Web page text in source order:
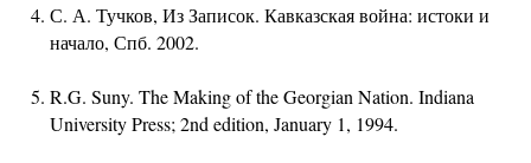
С. А. Тучков, Из Записок. Кавказская война: истоки и
начало, Спб. 2002.
R.G. Suny. The Making of the Georgian Nation. Indiana
University Press; 2nd edition, January 1, 1994.